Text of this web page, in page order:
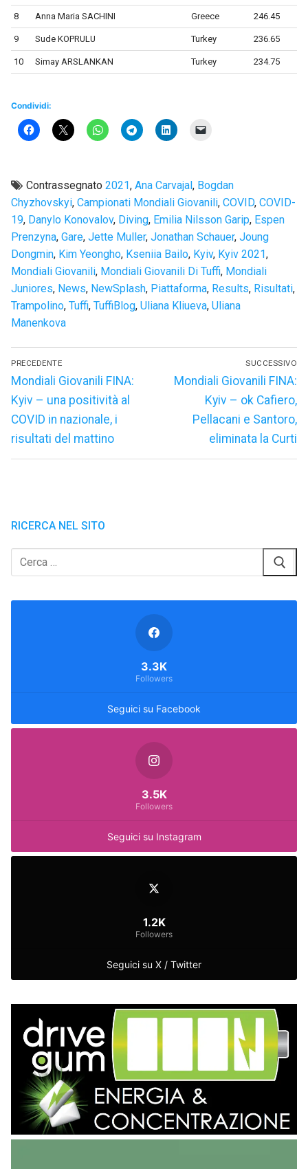
8 Anna Maria SACHINI Greece 246.45
9 Sude KOPRULU Turkey 236.65
10 Simay ARSLANKAN Turkey 234.75
Condividi:
Contrassegnato 2021, Ana Carvajal , Bogdan
Chyzhovskyi, Campionati Mondiali Giovanili, COVID, COVID-
19, Danylo Konovalov, Diving, Emilia Nilsson Garip, Espen
Prenzyna, Gare, Jette Muller, Jonathan Schauer, Joung
Dongmin, Kim Yeongho, Kseniia Bailo, Kyiv, Kyiv 2021,
Mondiali Giovanili, Mondiali Giovanili Di Tuffi, Mondiali
Juniores, News, NewSplash, Piattaforma, Results, Risultati,
Trampolino, Tuffi, TuffiBlog, Uliana Kliueva, Uliana
Manenkova
Navigazione
articoli
PRECEDENTE
Articolo
precedente:
Mondiali Giovanili FINA:
Kyiv – una positività al
COVID in nazionale, i
risultati del mattino
SUCCESSIVO
Articolo
successivo:
Mondiali Giovanili FINA:
Kyiv – ok Cafiero,
Pellacani e Santoro,
eliminata la Curti
RICERCA NEL SITO
Cerca:
Seguici su Facebook
3.3K
Followers
Seguici su Instagram
3.5K
Followers
Seguici su X / Twitter
1.2K
Followers